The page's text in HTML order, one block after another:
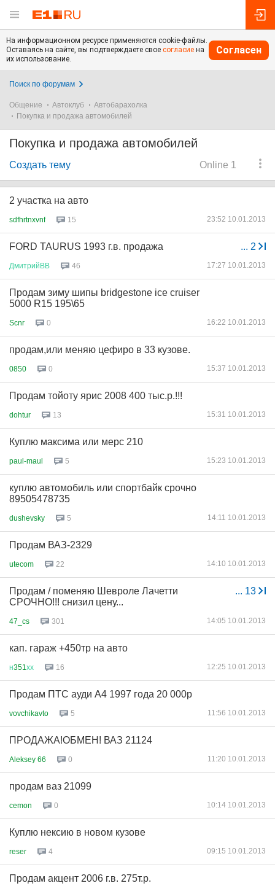
На информационном ресурсе применяются cookie-файлы.
Оставаясь на сайте, вы подтверждаете свое согласие на
их использование.
Согласен
Поиск по форумам
Общение Автоклуб
Автобарахолка
Покупка и продажа автомобилей
Покупка и продажа автомобилей
Online 1
Создать тему
2 участка на авто
sdfhrtnxvnf 15 23:52 10.01.2013
... 2
FORD TAURUS 1993 г.в. продажа
ДмитрийВВ 46 17:27 10.01.2013
Продам зиму шипы bridgestone ice cruiser
5000 R15 195\65
Scnr 0 16:22 10.01.2013
продам,или меняю цефиро в 33 кузове.
0850 0 15:37 10.01.2013
Продам тойоту ярис 2008 400 тыс.р.!!!
dohtur 13 15:31 10.01.2013
Куплю максима или мерс 210
paul-maul 5 15:23 10.01.2013
куплю автомобиль или спортбайк срочно
89505478735
dushevsky 5 14:11 10.01.2013
Продам ВАЗ-2329
utecom 22 14:10 10.01.2013
... 13
Продам / поменяю Шевроле Лачетти
СРОЧНО!!! снизил цену...
47_cs 301 14:05 10.01.2013
кап. гараж +450тр на авто
н351 хх 16 12:25 10.01.2013
Продам ПТС ауди А4 1997 года 20 000р
vovchikavto 5 11:56 10.01.2013
ПРОДАЖА!ОБМЕН! ВАЗ 21124
Aleksey 66 0 11:20 10.01.2013
продам ваз 21099
cemon 0 10:14 10.01.2013
Куплю нексию в новом кузове
reser 4 09:15 10.01.2013
Продам акцент 2006 г.в. 275т.р.